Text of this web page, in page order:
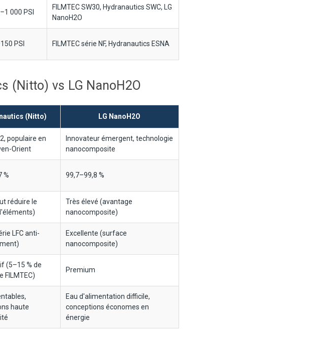
000 PSI
FILMTEC SW30, Hydranautics SWC, LG
NanoH2O
PSI FILMTEC série NF, Hydranautics ESNA
(Nitto) vs LG NanoH2O
(Nitto) LG NanoH2O
populaire en
Orient
Innovateur émergent, technologie
nanocomposite
% 99,7–99,8 %
réduire le
Très élevé (avantage
nanocomposite)
LFC anti-
Excellente (surface
nanocomposite)
(5–15 % de
FILMTEC)
Premium
haute
Eau d'alimentation difficile,
conceptions économes en
énergie